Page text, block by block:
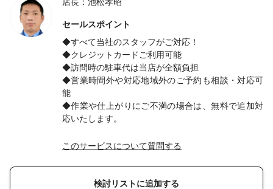
セールスポイント
◆すべて当社のスタッフがご対応！
◆クレジットカードご利用可能
◆訪問時の駐車代は当店が全額負担
◆営業時間外や対応地域外のご予約も相談・対応可
能
◆作業や仕上がりにご不満の場合は、無料で追加対
応いたします。
このサービスについて質問する
検討リストに追加する